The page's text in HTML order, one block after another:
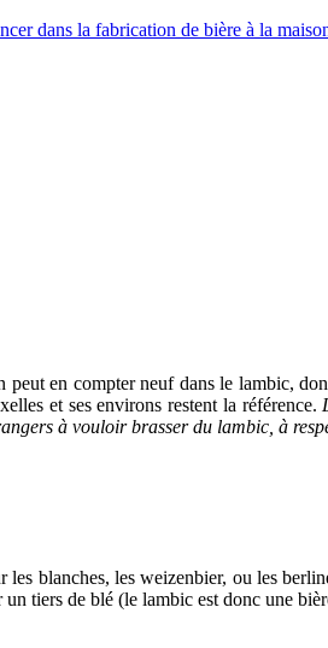
dans la fabrication de bière à la
en compter neuf dans le lambic,
et ses environs restent la référence.
à vouloir brasser du lambic, à
les blanches, les weizenbier, ou les
tiers de blé (le lambic est donc une